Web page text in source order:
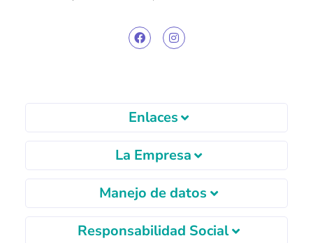
Enlaces
La Empresa
Manejo de datos
Responsabilidad Social